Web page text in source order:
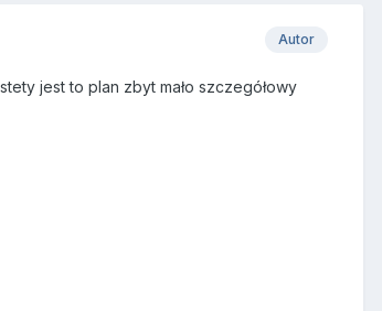
Autor
jest to plan zbyt mało szczegółowy